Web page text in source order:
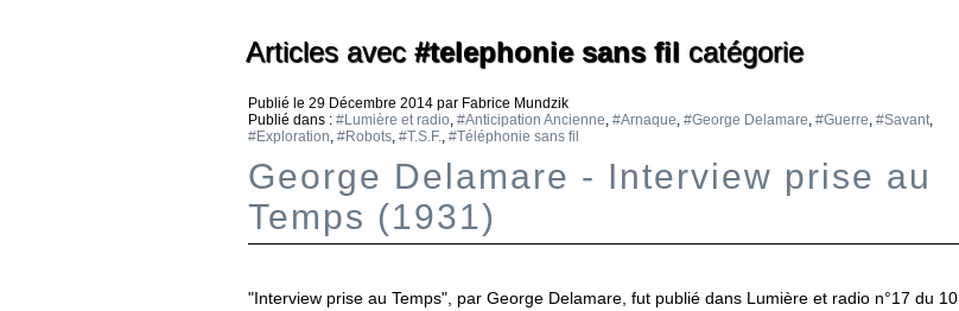
Articles avec #telephonie sans fil catégorie
Publié le 29 Décembre 2014 par Fabrice Mundzik
Publié dans : #Lumière et radio, #Anticipation Ancienne, #Arnaque, #George Delamare, #Guerre, #Savant,
#Exploration, #Robots, #T.S.F., #Téléphonie sans fil
George Delamare - Interview prise au
Temps (1931)
"Interview prise au Temps", par George Delamare, fut publié dans Lumière et radio n°17 du 10